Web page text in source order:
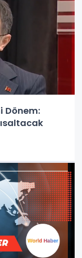
Dönem: